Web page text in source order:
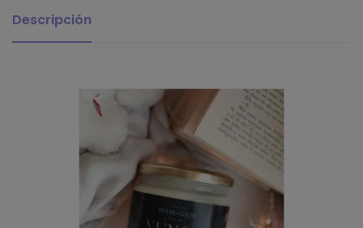
Descripción